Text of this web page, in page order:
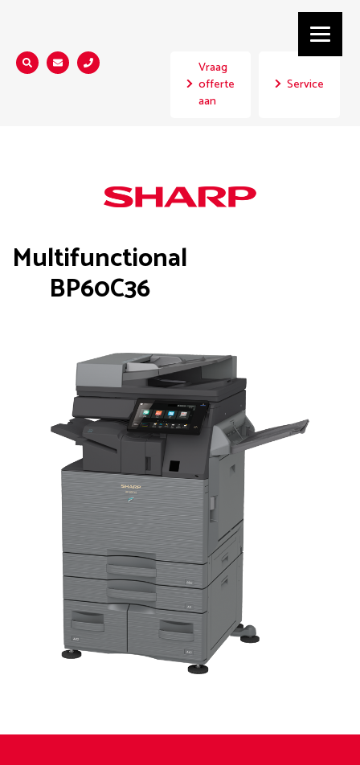
Zoeken...
Vraag
offerte
aan
Service
Multifunctional
BP60C36